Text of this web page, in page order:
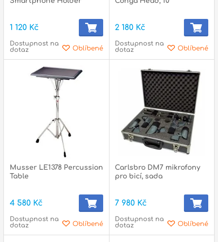
1 120 Kč
Oblíbené
Dostupnost na
dotaz
2 180 Kč
Oblíbené
Dostupnost na
dotaz
Musser LE1378 Percussion
Table
4 580 Kč
Oblíbené
Dostupnost na
dotaz
Carlsbro DM7 mikrofony
pro bicí, sada
7 980 Kč
Oblíbené
Dostupnost na
dotaz